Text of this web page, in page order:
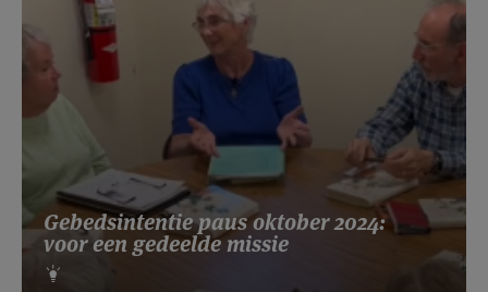
Gebedsintentie paus oktober 2024:
voor een gedeelde missie